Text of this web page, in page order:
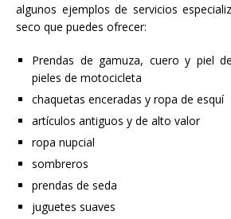
algunos ejemplos de servicios
seco que puedes ofrecer:
Prendas de gamuza, cuero y piel
pieles de motocicleta
chaquetas enceradas y ropa de esquí
artículos antiguos y de alto valor
ropa nupcial
sombreros
prendas de seda
juguetes suaves